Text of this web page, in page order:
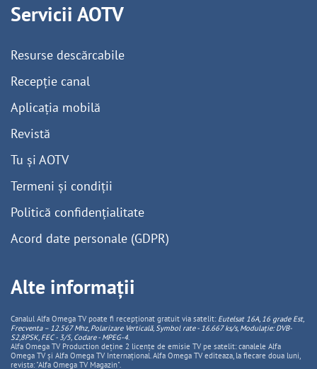
Servicii AOTV
Resurse descărcabile
Recepție canal
Aplicația mobilă
Revistă
Tu și AOTV
Termeni și condiții
Politică confidențialitate
Acord date personale (GDPR)
Alte informații
Canalul Alfa Omega TV poate fi recepționat gratuit via satelit: Eutelsat 16A, 16 grade Est,
Frecventa – 12.567 Mhz, PolarizareVerticală, Symbol rate - 16.667 ks/s, Modulație: DVB-
S2,8PSK, FEC - 3/5, Codare - MPEG-4.
Alfa Omega TV Production deține 2 licențe de emisie TV pe satelit: canalele Alfa
Omega TV și Alfa Omega TV Internațional. Alfa Omega TV editeaza, la fiecare doua luni,
revista: "Alfa Omega TV Magazin".